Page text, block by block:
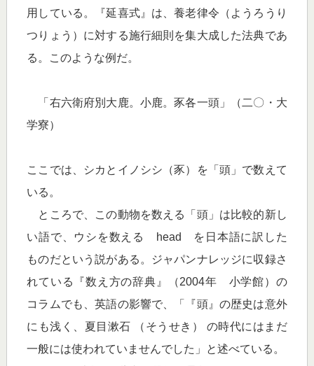
用している。『延喜式』は、養老律令（ようろうり
つりょう）に対する施行細則を集大成した法典であ
る。このような例だ。
「右六衛府別大鹿。小鹿。豕各一頭」（二〇・大
学寮）
ここでは、シカとイノシシ（豕）を「頭」で数えて
いる。
ところで、この動物を数える「頭」は比較的新し
い語で、ウシを数える head を日本語に訳した
ものだという説がある。ジャパンナレッジに収録さ
れている『数え方の辞典』（2004年 小学館）の
コラムでも、英語の影響で、「『頭』の歴史は意外
にも浅く、夏目漱石 （そうせき） の時代にはまだ
一般には使われていませんでした」と述べている。